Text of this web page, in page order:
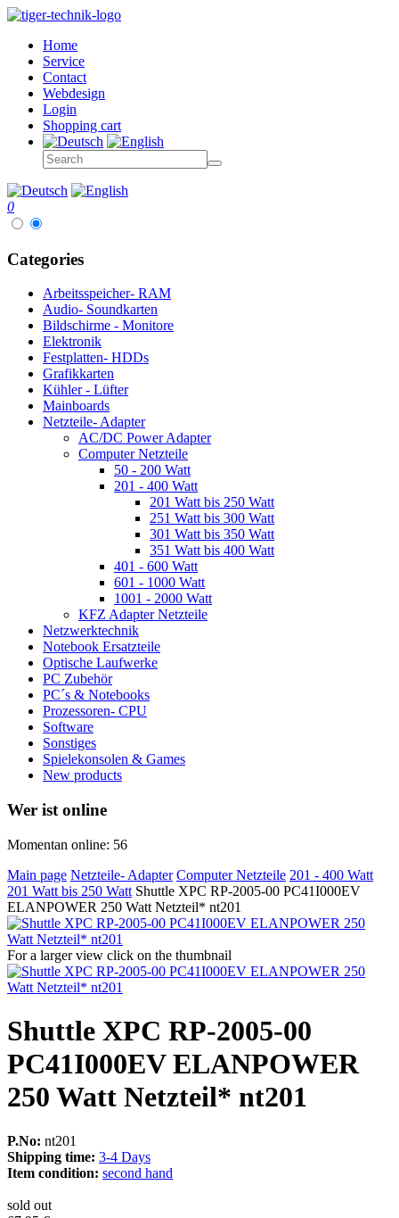
Home
Service
Contact
Webdesign
Login
Shopping cart
0
Categories
Arbeitsspeicher- RAM
Audio- Soundkarten
Bildschirme - Monitore
Elektronik
Festplatten- HDDs
Grafikkarten
Kühler - Lüfter
Mainboards
Netzteile- Adapter
AC/DC Power Adapter
Computer Netzteile
50 - 200 Watt
201 - 400 Watt
201 Watt bis 250 Watt
251 Watt bis 300 Watt
301 Watt bis 350 Watt
351 Watt bis 400 Watt
401 - 600 Watt
601 - 1000 Watt
1001 - 2000 Watt
KFZ Adapter Netzteile
Netzwerktechnik
Notebook Ersatzteile
Optische Laufwerke
PC Zubehör
PC´s & Notebooks
Prozessoren- CPU
Software
Sonstiges
Spielekonsolen & Games
New products
Wer ist online
Momentan online: 56
Main page Netzteile- Adapter Computer Netzteile 201 - 400 Watt
201 Watt bis 250 Watt Shuttle XPC RP-2005-00 PC41I000EV
ELANPOWER 250 Watt Netzteil* nt201
For a larger view click on the thumbnail
Shuttle XPC RP-2005-00
PC41I000EV ELANPOWER
250 Watt Netzteil* nt201
P.No: nt201
Shipping time: 3-4 Days
Item condition: second hand
sold out